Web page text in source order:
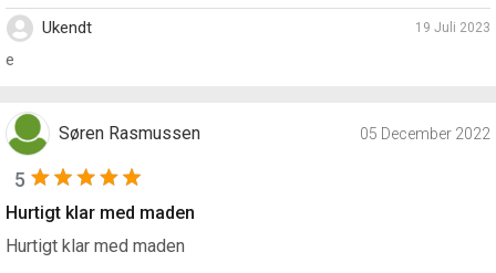
Ukendt 19 Juli 2023
e
Søren Rasmussen 05 December 2022
5
Hurtigt klar med maden
Hurtigt klar med maden